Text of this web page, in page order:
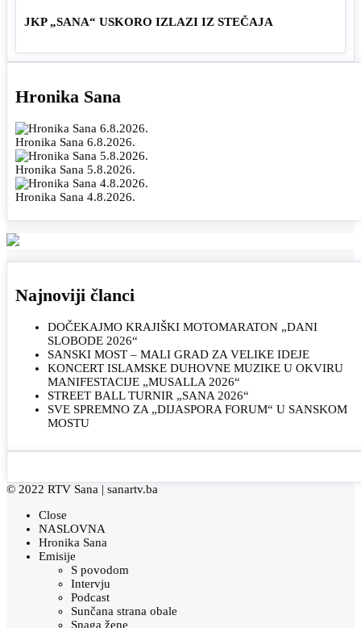
JKP „SANA“ USKORO IZLAZI IZ STEČAJA
Hronika Sana
Hronika Sana 6.8.2026.
Hronika Sana 5.8.2026.
Hronika Sana 4.8.2026.
Najnoviji članci
DOČEKAJMO KRAJIŠKI MOTOMARATON „DANI
SLOBODE 2026“
SANSKI MOST – MALI GRAD ZA VELIKE IDEJE
KONCERT ISLAMSKE DUHOVNE MUZIKE U OKVIRU
MANIFESTACIJE „MUSALLA 2026“
STREET BALL TURNIR „SANA 2026“
SVE SPREMNO ZA „DIJASPORA FORUM“ U SANSKOM
MOSTU
© 2022 RTV Sana | sanartv.ba
Close
NASLOVNA
Hronika Sana
Emisije
S povodom
Intervju
Podcast
Sunčana strana obale
Snaga žene